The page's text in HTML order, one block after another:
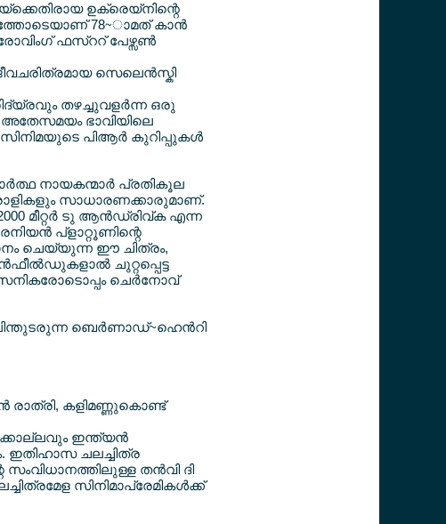
ഉക്രെയ്നിന്റെ
78~ാമത് കാന്‍
ഫസ്ററ് പേഴ്സണ്‍
സെലെന്‍സ്കി
തഴച്ചുവളര്‍ന്ന ഒരു
ഭാവിയിലെ
സിനിമയുടെ പിആര്‍ കുറിപ്പുകള്‍
നായകന്മാര്‍ പ്രതികൂല
സാധാരണക്കാരുമാണ്.
മീറ്റര്‍ ടു ആന്‍ഡ്രിവ്ക എന്ന
പ്ളാറ്റൂണിന്റെ
ചെയ്യുന്ന ഈ ചിത്രം,
ചുറ്റപ്പെട്ട
ചെര്‍നോവ്
ബെര്‍ണാഡ്~ഹെന്‍റി
രാത്രി, കളിമണ്ണുകൊണ്ട്
ഇന്ത്യന്‍
ചലച്ചിത്ര
തന്‍വി ദി
സിനിമാപ്രേമികള്‍ക്ക്